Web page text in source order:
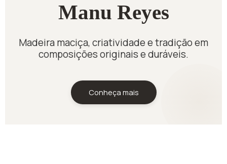
Manu Reyes
Madeira maciça, criatividade e tradição em
composições originais e duráveis.
Conheça mais